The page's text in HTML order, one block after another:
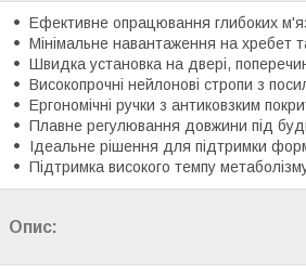
Ефективне опрацювання глибоких
Мінімальне навантаження на хребет
Швидка установка на двері,
Високопрочні нейлонові стропи з
Ергономічні ручки з антиковзким
Плавне регулювання довжини під
Ідеальне рішення для підтримки
Підтримка високого темпу
Опис: